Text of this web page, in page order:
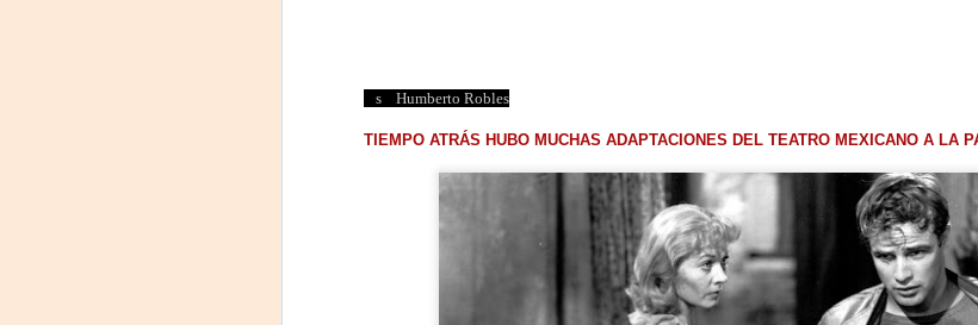
Humberto Robles
TIEMPO ATRÁS HUBO MUCHAS ADAPTACIONES DEL TEATRO MEXICANO A LA